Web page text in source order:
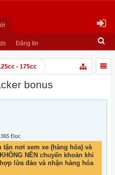
Đăng tin
- 175cc
bonus
Đọc
tận nơi xem xe (hàng hóa) và
NÊN chuyển khoản khi
lừa đảo và nhận hàng hóa